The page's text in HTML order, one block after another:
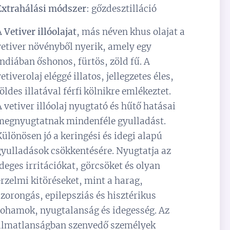
módszer: gőzdesztilláció
Vetiver illóolajat, más néven khus olajat a
növényből nyerik, amely egy
őshonos, fürtös, zöld fű. A
eléggé illatos, jellegzetes éles,
illatával férfi kölnikre emlékeztet.
vetiver illóolaj nyugtató és hűtő hatásai
mindenféle gyulladást.
jó a keringési és idegi alapú
csökkentésére. Nyugtatja az
irritációkat, görcsöket és olyan
kitöréseket, mint a harag,
epilepsziás és hisztérikus
nyugtalanság és idegesség. Az
szenvedő személyek